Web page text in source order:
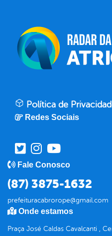
Política de
Redes Sociais
Fale Conosco
(87) 3875-1632
prefeituracabrorope@gmail.com
Onde estamos
Praça José Caldas Cavalcanti ,